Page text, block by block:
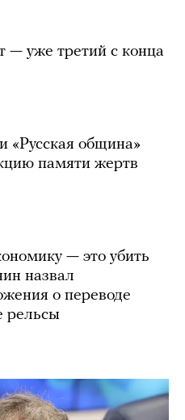
— уже третий с конца
«Русская община»
памяти жертв
— это убить
назвал
о переводе
рельсы